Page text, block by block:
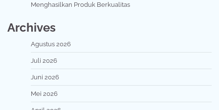
Menghasilkan Produk Berkualitas
Archives
Agustus 2026
Juli 2026
Juni 2026
Mei 2026